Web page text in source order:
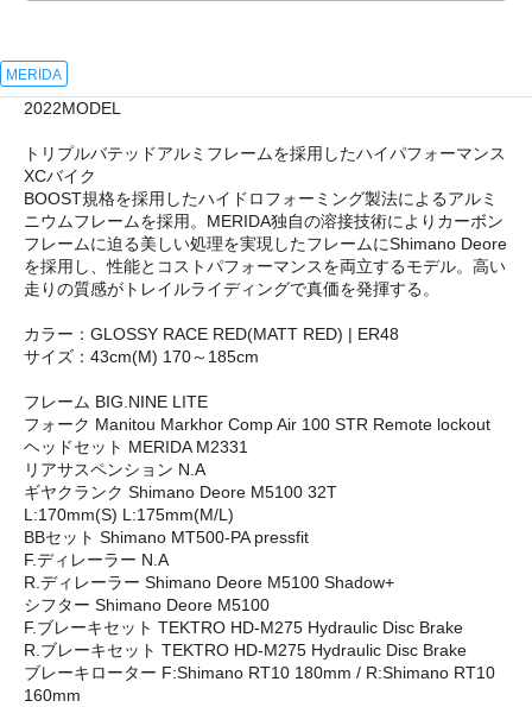
MERIDA
2022MODEL
トリプルバテッドアルミフレームを採用したハイパフォーマンス
XCバイク
BOOST規格を採用したハイドロフォーミング製法によるアルミ
ニウムフレームを採用。MERIDA独自の溶接技術によりカーボン
フレームに迫る美しい処理を実現したフレームにShimano Deore
を採用し、性能とコストパフォーマンスを両立するモデル。高い
走りの質感がトレイルライディングで真価を発揮する。
カラー：GLOSSY RACE RED(MATT RED) | ER48
サイズ：43cm(M) 170～185cm
フレーム BIG.NINE LITE
フォーク Manitou Markhor Comp Air 100 STR Remote lockout
ヘッドセット MERIDA M2331
リアサスペンション N.A
ギヤクランク Shimano Deore M5100 32T
L:170mm(S) L:175mm(M/L)
BBセット Shimano MT500-PA pressfit
F.ディレーラー N.A
R.ディレーラー Shimano Deore M5100 Shadow+
シフター Shimano Deore M5100
F.ブレーキセット TEKTRO HD-M275 Hydraulic Disc Brake
R.ブレーキセット TEKTRO HD-M275 Hydraulic Disc Brake
ブレーキローター F:Shimano RT10 180mm / R:Shimano RT10
160mm